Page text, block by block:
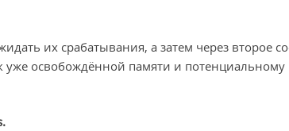
их срабатывания, а затем через второе
освобождённой памяти и потенциальному